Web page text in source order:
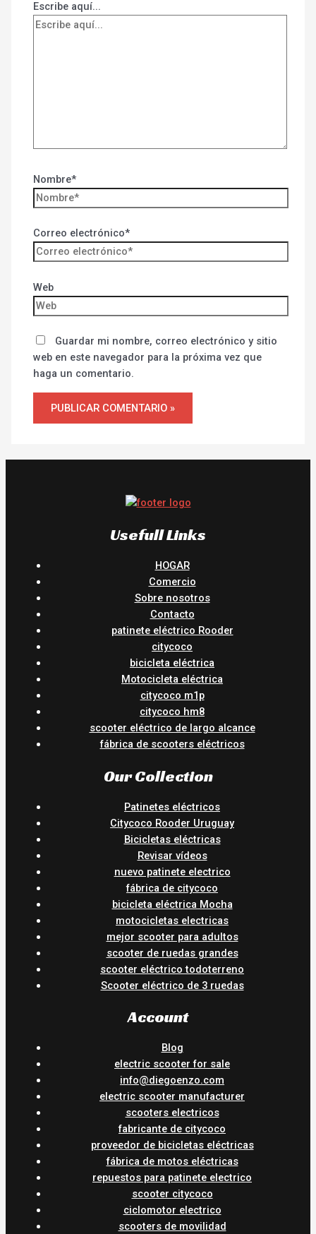
Escribe aquí...
Nombre*
Correo electrónico*
Web
Guardar mi nombre, correo electrónico y sitio
web en este navegador para la próxima vez que
haga un comentario.
Usefull Links
HOGAR
Comercio
Sobre nosotros
Contacto
patinete eléctrico Rooder
citycoco
bicicleta eléctrica
Motocicleta eléctrica
citycoco m1p
citycoco hm8
scooter eléctrico de largo alcance
fábrica de scooters eléctricos
Our Collection
Patinetes eléctricos
Citycoco Rooder Uruguay
Bicicletas eléctricas
Revisar vídeos
nuevo patinete electrico
fábrica de citycoco
bicicleta eléctrica Mocha
motocicletas electricas
mejor scooter para adultos
scooter de ruedas grandes
scooter eléctrico todoterreno
Scooter eléctrico de 3 ruedas
Account
Blog
electric scooter for sale
info@diegoenzo.com
electric scooter manufacturer
scooters electricos
fabricante de citycoco
proveedor de bicicletas eléctricas
fábrica de motos eléctricas
repuestos para patinete electrico
scooter citycoco
ciclomotor electrico
scooters de movilidad